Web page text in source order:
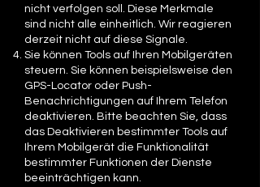
nicht verfolgen soll. Diese Merkmale
sind nicht alle einheitlich. Wir reagieren
derzeit nicht auf diese Signale.
Sie können Tools auf Ihren Mobilgeräten
steuern. Sie können beispielsweise den
GPS-Locator oder Push-
Benachrichtigungen auf Ihrem Telefon
deaktivieren. Bitte beachten Sie, dass
das Deaktivieren bestimmter Tools auf
Ihrem Mobilgerät die Funktionalität
bestimmter Funktionen der Dienste
beeinträchtigen kann.